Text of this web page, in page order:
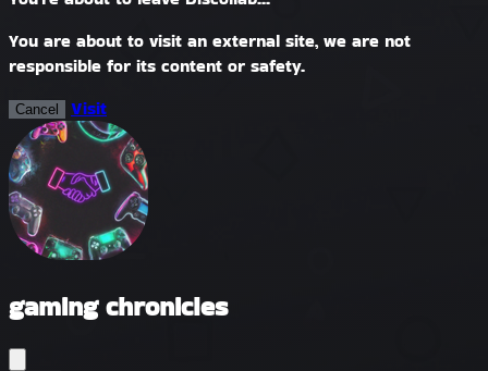
You are about to visit an external site, we are not
responsible for its content or safety.
Cancel Visit
gaming chronicles